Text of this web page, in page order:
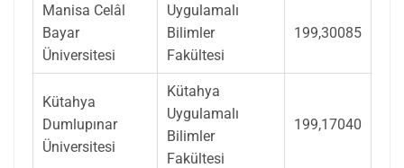
Manisa Celâl
Bayar
Üniversitesi
Uygulamalı
Bilimler
Fakültesi
199,30085
Kütahya
Dumlupınar
Üniversitesi
Kütahya
Uygulamalı
Bilimler
Fakültesi
199,17040